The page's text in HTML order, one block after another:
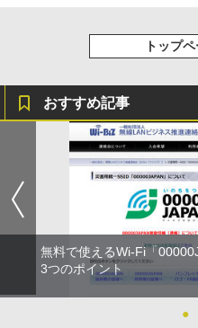
トップ
おすすめ記事
無料で使えるWi-Fi「
3つのポイント
●